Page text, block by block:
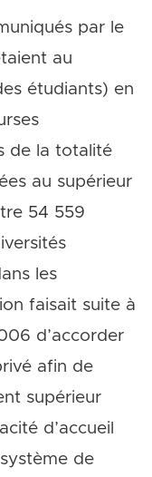
par le
au
étudiants) en
de la totalité
au supérieur
54 559
les
faisait suite à
d’accorder
afin de
supérieur
d’accueil
de